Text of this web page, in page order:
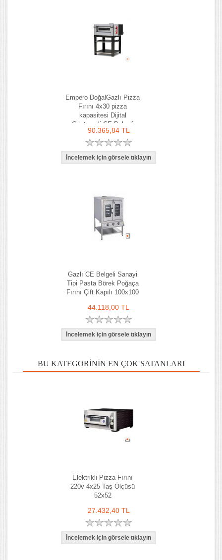
Empero DoğalGazlı Pizza
Fırını 4x30 pizza
kapasitesi Dijital
Göstergeli CE Belgeli
90.365,84 TL
Gazlı CE Belgeli Sanayi
Tipi Pasta Börek Poğaça
Fırını Çift Kapılı 100x100
44.118,00 TL
BU KATEGORININ EN ÇOK SATANLARI
Elektrikli Pizza Fırını
220v 4x25 Taş Ölçüsü
52x52
27.432,40 TL